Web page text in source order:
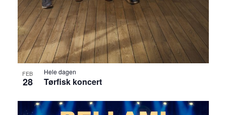
g
e
r
i
e
w
N
FEB
28
Hele dagen
Tørfisk koncert